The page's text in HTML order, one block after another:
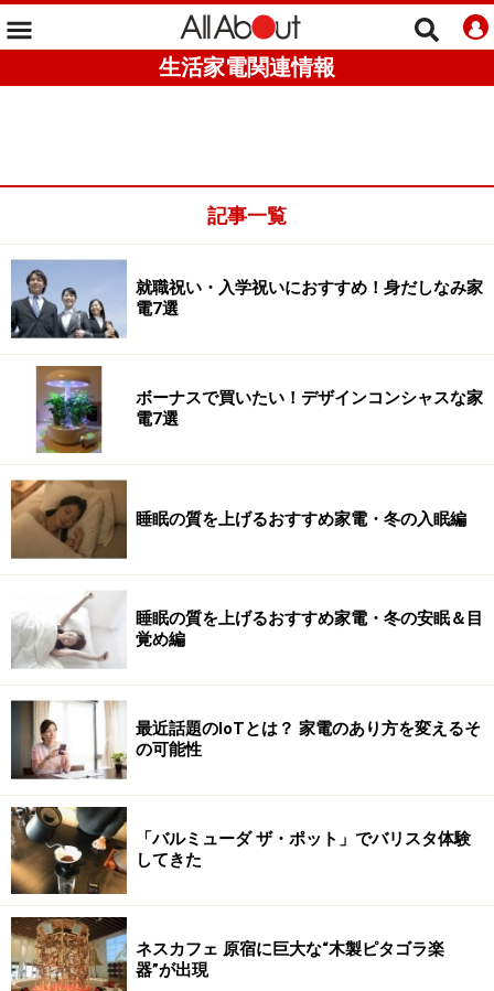
生活家電関連情報
記事一覧
就職祝い・入学祝いにおすすめ！身だしなみ家
電7選
ボーナスで買いたい！デザインコンシャスな家
電7選
睡眠の質を上げるおすすめ家電・冬の入眠編
睡眠の質を上げるおすすめ家電・冬の安眠＆目
覚め編
最近話題のIoTとは？ 家電のあり方を変えるそ
の可能性
「バルミューダ ザ・ポット」でバリスタ体験
してきた
ネスカフェ 原宿に巨大な“木製ピタゴラ楽
器”が出現